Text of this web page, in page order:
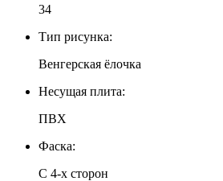
34
Тип рисунка:
Венгерская ёлочка
Несущая плита:
ПВХ
Фаска:
С 4-х сторон